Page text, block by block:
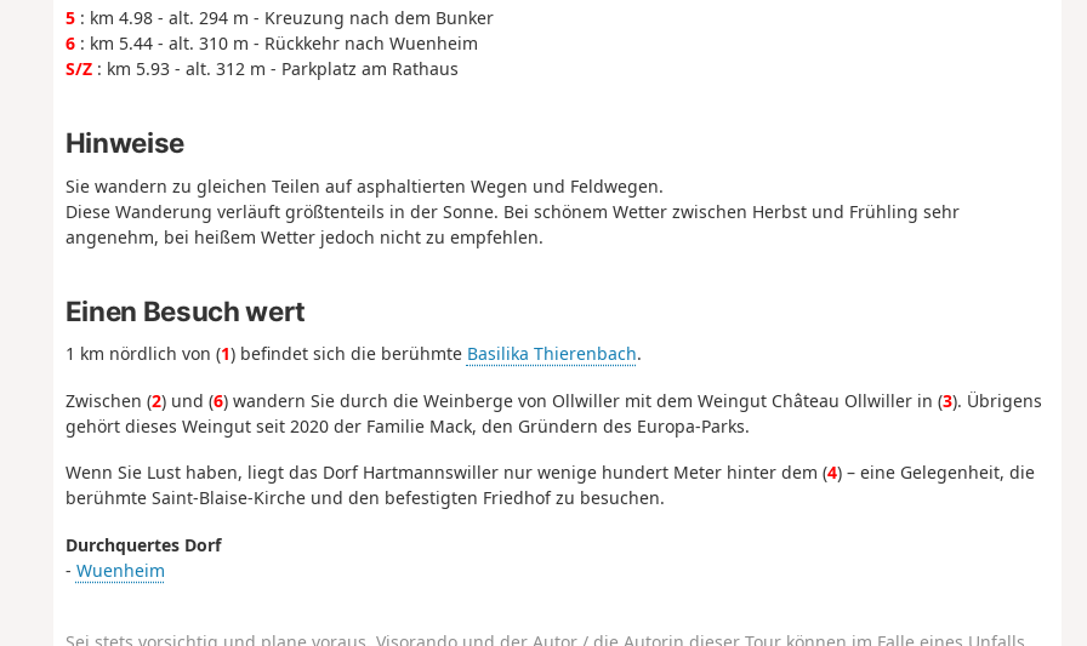
5: km 4.98 - alt. 294 m - Kreuzung nach dem Bunker
6: km 5.44 - alt. 310 m - Rückkehr nach Wuenheim
S/Z: km 5.93 - alt. 312 m - Parkplatz am Rathaus
Hinweise
Sie wandern zu gleichen Teilen auf asphaltierten Wegen und Feldwegen.
Diese Wanderung verläuft größtenteils in der Sonne. Bei schönem Wetter zwischen Herbst und Frühling sehr
angenehm, bei heißem Wetter jedoch nicht zu empfehlen.
Einen Besuch wert
1 km nördlich von (1) befindet sich die berühmte Basilika Thierenbach.
Zwischen (2) und (6) wandern Sie durch die Weinberge von Ollwiller mit dem Weingut Château Ollwiller in (3). Übrigens
gehört dieses Weingut seit 2020 der Familie Mack, den Gründern des Europa-Parks.
Wenn Sie Lust haben, liegt das Dorf Hartmannswiller nur wenige hundert Meter hinter dem (4) – eine Gelegenheit, die
berühmte Saint-Blaise-Kirche und den befestigten Friedhof zu besuchen.
Durchquertes Dorf
- Wuenheim